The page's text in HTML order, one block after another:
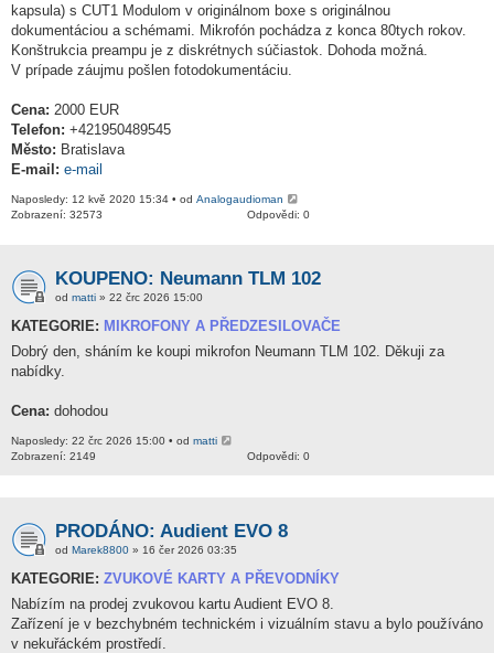
kapsula) s CUT1 Modulom v originálnom boxe s originálnou
dokumentáciou a schémami. Mikrofón pochádza z konca 80tych rokov.
Konštrukcia preampu je z diskrétnych súčiastok. Dohoda možná.
V prípade záujmu pošlen fotodokumentáciu.
Cena: 2000 EUR
Telefon: +421950489545
Město: Bratislava
E-mail: e-mail
Naposledy: 12 kvě 2020 15:34 • od Analogaudioman
Odpovědi: 0
Zobrazení: 32573
KOUPENO: Neumann TLM 102
od matti » 22 črc 2026 15:00
KATEGORIE: MIKROFONY A PŘEDZESILOVAČE
Dobrý den, sháním ke koupi mikrofon Neumann TLM 102. Děkuji za
nabídky.
Cena: dohodou
Naposledy: 22 črc 2026 15:00 • od matti
Odpovědi: 0
Zobrazení: 2149
PRODÁNO: Audient EVO 8
od Marek8800 » 16 čer 2026 03:35
KATEGORIE: ZVUKOVÉ KARTY A PŘEVODNÍKY
Nabízím na prodej zvukovou kartu Audient EVO 8.
Zařízení je v bezchybném technickém i vizuálním stavu a bylo používáno
v nekuřáckém prostředí.